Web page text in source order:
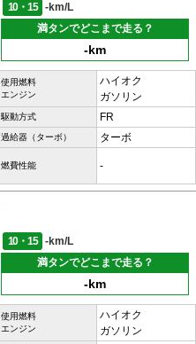
10・15
-km/L
満タンでどこまで走る？
-km
使用燃料
エンジン
ハイオク
ガソリン
駆動方式 FR
過給器（ターボ） ターボ
燃費性能 -
10・15
-km/L
満タンでどこまで走る？
-km
使用燃料
エンジン
ハイオク
ガソリン